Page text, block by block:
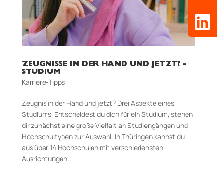
ZEUGNISSE IN DER HAND UND JETZT? –
STUDIUM
Karriere-Tipps
Zeugnis in der Hand und jetzt? Drei Aspekte eines
Studiums Entscheidest du dich für ein Studium, stehen
dir zunächst eine große Vielfalt an Studiengängen und
Hochschultypen zur Auswahl. In Thüringen kannst du
aus über 14 Hochschulen mit verschiedensten
Ausrichtungen...